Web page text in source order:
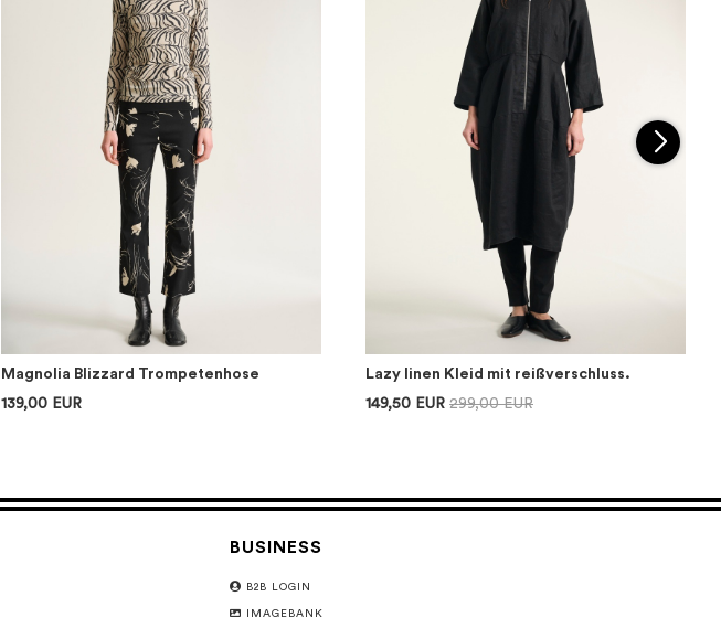
Magnolia Blizzard Trompetenhose
139,00 EUR
Lazy linen Kleid mit reißverschluss.
149,50 EUR 299,00 EUR
BUSINESS
B2B LOGIN
IMAGEBANK